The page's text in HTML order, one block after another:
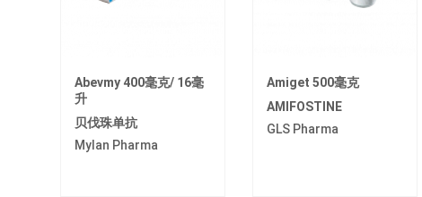
Abevmy 400毫克/ 16毫
升
贝伐珠单抗
Mylan Pharma
Amiget 500毫克
AMIFOSTINE
GLS Pharma